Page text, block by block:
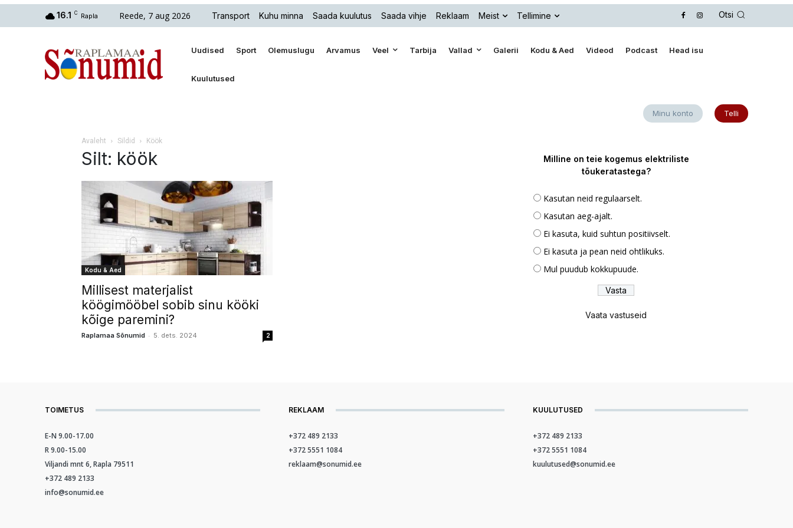
16.1 C Rapla Reede, 7 aug 2026 Transport Kuhu minna Saada kuulutus Saada vihje Reklaam Meist Tellimine Otsi
Uudised Sport Olemuslugu Arvamus Veel Tarbija Vallad Galerii Kodu & Aed Videod Podcast Head isu
Kuulutused
Minu konto Telli
Avaleht Sildid Köök
Silt: köök
Kodu & Aed
Millisest materjalist
köögimööbel sobib sinu kööki
kõige paremini?
Raplamaa Sõnumid - 5. dets. 2024 2
Milline on teie kogemus elektriliste
tõukeratastega?
Kasutan neid regulaarselt.
Kasutan aeg-ajalt.
Ei kasuta, kuid suhtun positiivselt.
Ei kasuta ja pean neid ohtlikuks.
Mul puudub kokkupuude.
Vaata vastuseid
TOIMETUS
E-N 9.00-17.00
R 9.00-15.00
Viljandi mnt 6, Rapla 79511
+372 489 2133
info@sonumid.ee
REKLAAM
+372 489 2133
+372 5551 1084
reklaam@sonumid.ee
KUULUTUSED
+372 489 2133
+372 5551 1084
kuulutused@sonumid.ee